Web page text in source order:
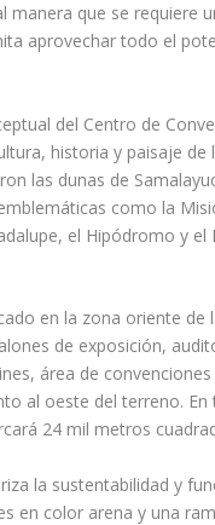
manera que se requiere
aprovechar todo el
del Centro de
historia y paisaje de
las dunas de
como la
el Hipódromo y el
en la zona oriente de
de exposición,
área de convenciones
al oeste del terreno. En
24 mil metros
la sustentabilidad y
en color arena y una